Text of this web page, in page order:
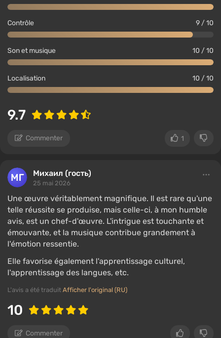
Contrôle 9 / 10
Son et musique 10 / 10
Localisation 10 / 10
9.7
Commenter 1
Михаил (гость)
25 mai 2026
Une œuvre véritablement magnifique. Il est rare qu'une
telle réussite se produise, mais celle-ci, à mon humble
avis, est un chef-d'œuvre. L'intrigue est touchante et
émouvante, et la musique contribue grandement à
l'émotion ressentie.
Elle favorise également l'apprentissage culturel,
l'apprentissage des langues, etc.
L'avis a été traduit Afficher l'original (RU)
10
Commenter